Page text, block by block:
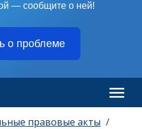
— сообщите о ней!
о проблеме
правовые акты